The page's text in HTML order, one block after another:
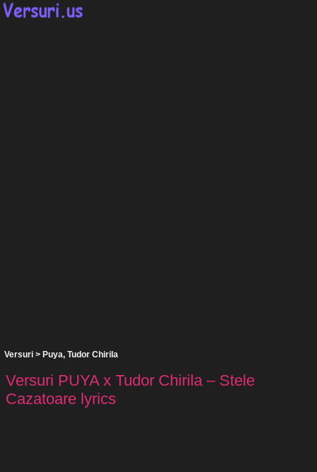
Versuri > Puya, Tudor Chirila
Versuri PUYA x Tudor Chirila – Stele
Cazatoare lyrics